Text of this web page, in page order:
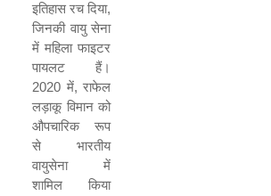
इतिहास रच दिया,
जिनकी वायु सेना
में महिला फाइटर
पायलट
हैं।
2020 में, राफेल
लड़ाकू विमान को
औपचारिक रूप
से भारतीय
वायुसेना में
शामिल किया